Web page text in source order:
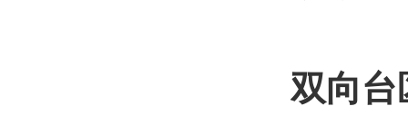
双向台